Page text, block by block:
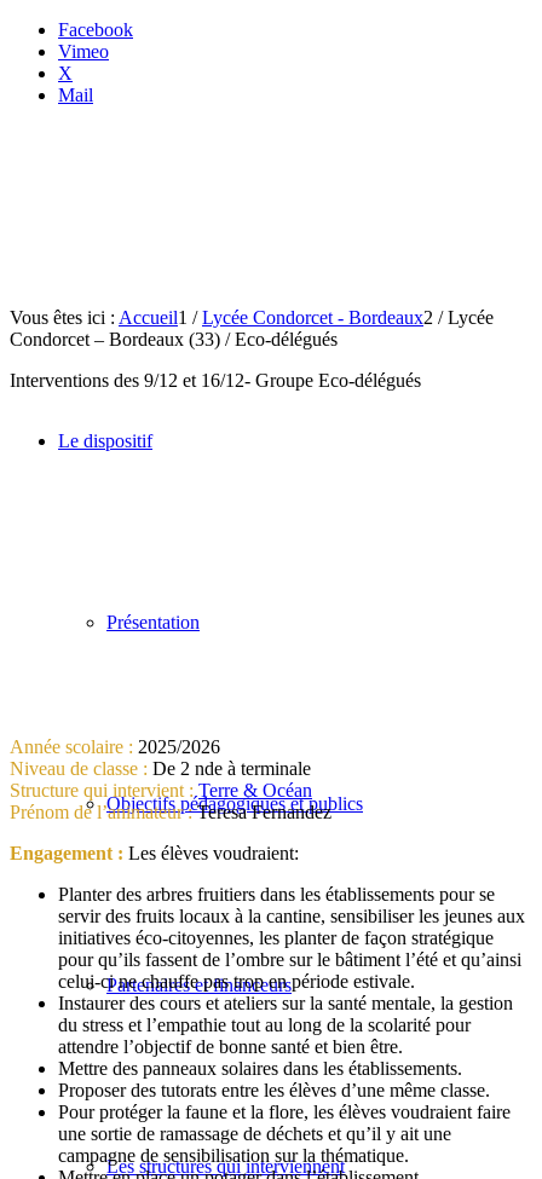
Facebook
Vimeo
X
Mail
Le dispositif
Présentation
Objectifs pédagogiques et publics
Partenaires et financeurs
Les structures qui interviennent
Vous êtes ici : Accueil1 / Lycée Condorcet - Bordeaux2 / Lycée
Condorcet – Bordeaux (33) / Eco-délégués
Interventions des 9/12 et 16/12- Groupe Eco-délégués
Année scolaire : 2025/2026
Niveau de classe : De 2 nde à terminale
Structure qui intervient : Terre & Océan
Prénom de l’animateur :Teresa Fernandez
Engagement : Les élèves voudraient:
Planter des arbres fruitiers dans les établissements pour se
servir des fruits locaux à la cantine, sensibiliser les jeunes aux
initiatives éco-citoyennes, les planter de façon stratégique
pour qu’ils fassent de l’ombre sur le bâtiment l’été et qu’ainsi
celui-ci ne chauffe pas trop en période estivale.
Instaurer des cours et ateliers sur la santé mentale, la gestion
du stress et l’empathie tout au long de la scolarité pour
attendre l’objectif de bonne santé et bien être.
Mettre des panneaux solaires dans les établissements.
Proposer des tutorats entre les élèves d’une même classe.
Pour protéger la faune et la flore, les élèves voudraient faire
une sortie de ramassage de déchets et qu’il y ait une
campagne de sensibilisation sur la thématique.